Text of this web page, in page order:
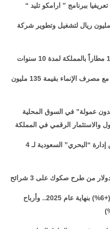
ببرنامج ” ارامكو تليد “
كابلات الرياض: ضخ استثمارات 60 مليون ريال لتشغيل وتطوير شركة
توبي تُجدد اتفاقية التسهيلات البنكية مع مصرف الإنماء بقيمة 135 مليون
بدون عمولة” في السوق المحلية
والاستثمار الرقمي في المملكة
تعيين سارة السحيمي رئيسا لمجلس إدارة “البحري” السعودية لـ 4
أرباح المراعي 2456.1 مليون ريال (+6%) بنهاية عام 2025.. وأرباح